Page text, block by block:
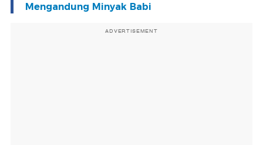
Mengandung Minyak Babi
ADVERTISEMENT